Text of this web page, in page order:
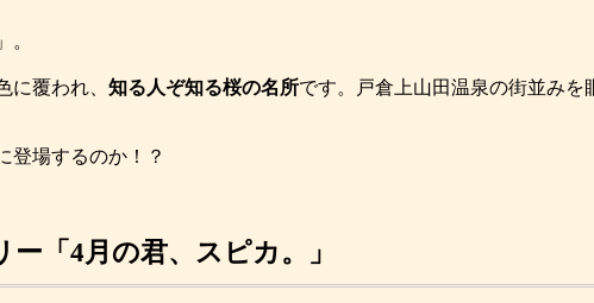
」。
に覆われ、 知る人ぞ知る桜の名所です。戸倉上山田温泉の街並みを
登場するのか！？
「4月の君、スピカ。」